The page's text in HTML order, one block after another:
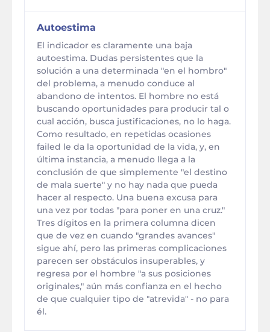
Autoestima
El indicador es claramente una baja
autoestima. Dudas persistentes que la
solución a una determinada "en el hombro"
del problema, a menudo conduce al
abandono de intentos. El hombre no está
buscando oportunidades para producir tal o
cual acción, busca justificaciones, no lo haga.
Como resultado, en repetidas ocasiones
failed le da la oportunidad de la vida, y, en
última instancia, a menudo llega a la
conclusión de que simplemente "el destino
de mala suerte" y no hay nada que pueda
hacer al respecto. Una buena excusa para
una vez por todas "para poner en una cruz."
Tres dígitos en la primera columna dicen
que de vez en cuando "grandes avances"
sigue ahí, pero las primeras complicaciones
parecen ser obstáculos insuperables, y
regresa por el hombre "a sus posiciones
originales," aún más confianza en el hecho
de que cualquier tipo de "atrevida" - no para
él.